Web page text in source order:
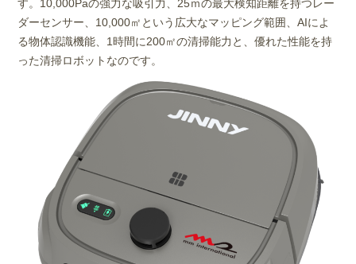
す。10,000Paの強力な吸引力、25ｍの最大検知距離を持つレー
ダーセンサー、10,000㎡という広大なマッピング範囲、AIによ
る物体認識機能、1時間に200㎡の清掃能力と、優れた性能を持
った清掃ロボットなのです。